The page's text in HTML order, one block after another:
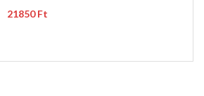
21850 Ft